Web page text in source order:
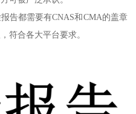
告都需要有CNAS和CMA的盖章
符合各大平台要求。